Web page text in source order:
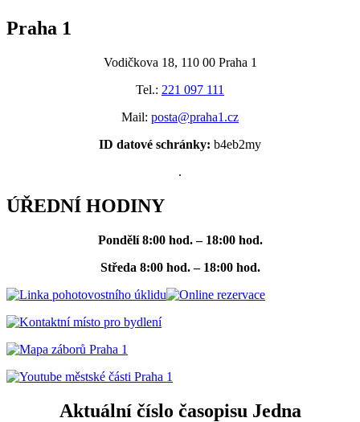
Praha 1
Vodičkova 18, 110 00 Praha 1
Tel.: 221 097 111
Mail: posta@praha1.cz
ID datové schránky: b4eb2my
.
ÚŘEDNÍ HODINY
Pondělí 8:00 hod. – 18:00 hod.
Středa 8:00 hod. – 18:00 hod.
Aktuální číslo časopisu Jedna